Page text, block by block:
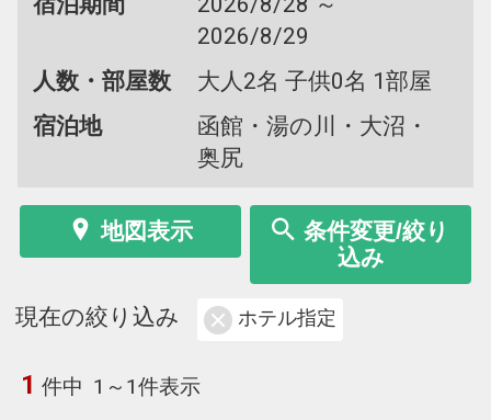
2026/8/29
人数・部屋数
大人2名 子供0名 1部屋
宿泊地
函館・湯の川・大沼・
奥尻
地図表示
条件変更/絞り
込み
現在の絞り込み ホテル指定
1 件中 1～1件表示